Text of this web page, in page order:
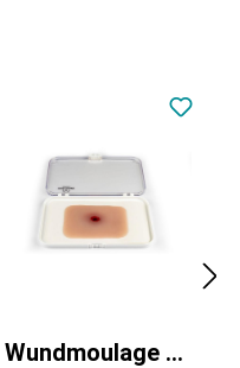
Wundmoulage Einschußwunde